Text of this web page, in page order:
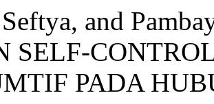
and
SELF-
PADA